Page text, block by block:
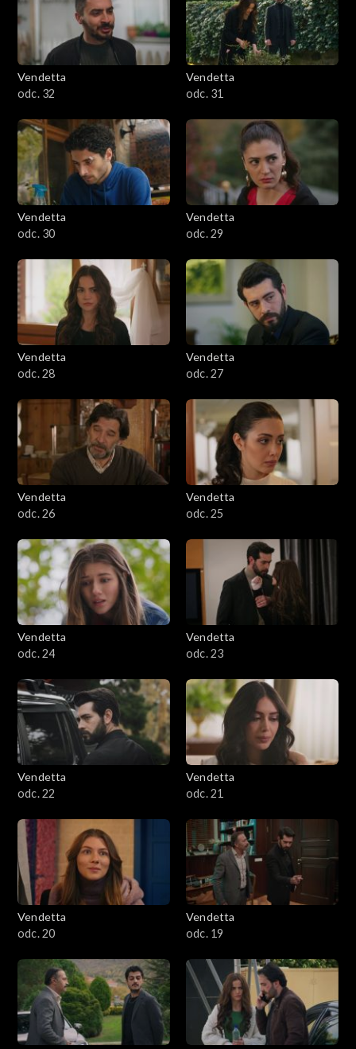
Vendetta
odc. 32
Vendetta
odc. 31
Vendetta
odc. 30
Vendetta
odc. 29
Vendetta
odc. 28
Vendetta
odc. 27
Vendetta
odc. 26
Vendetta
odc. 25
Vendetta
odc. 24
Vendetta
odc. 23
Vendetta
odc. 22
Vendetta
odc. 21
Vendetta
odc. 20
Vendetta
odc. 19